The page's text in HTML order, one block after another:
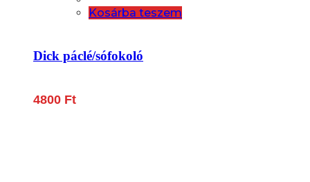
Kosárba teszem
Dick páclé/sófokoló
4800 Ft